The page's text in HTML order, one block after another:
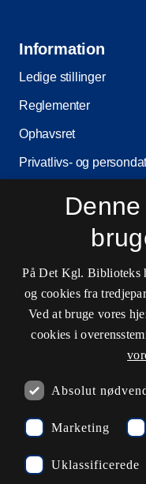
Information
Ledige stillinger
Reglementer
Ophavsret
Privatlivs- og
Driftsstatus
Cookieindstillinger
Åbningstider
33 47 47 47
På Det Kgl. Biblioteks
og cookies fra
Ved at bruge vores
cookies i
Absolut
Marketing
Uklassificerede